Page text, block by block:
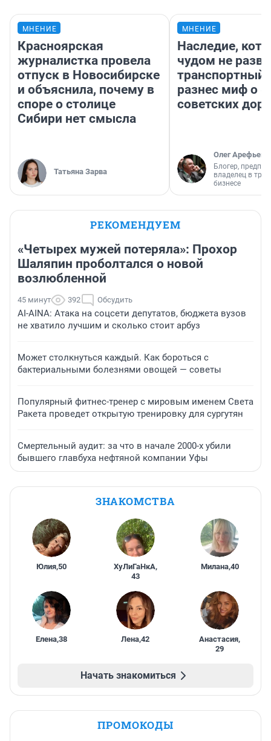
МНЕНИЕ
Красноярская
журналистка провела
отпуск в Новосибирске
и объяснила, почему в
споре о столице
Сибири нет смысла
Татьяна Зарва
МНЕНИЕ
Наследие,
чудом не
транспортный
разнес миф о
советских
Олег Арефьев
Блогер,
владелец в
бизнесе
РЕКОМЕНДУЕМ
«Четырех мужей потеряла»: Прохор
Шаляпин проболтался о новой
возлюбленной
45 минут 392 Обсудить
AI-AINA: Атака на соцсети депутатов, бюджета вузов
не хватило лучшим и сколько стоит арбуз
Может столкнуться каждый. Как бороться с
бактериальными болезнями овощей — советы
Популярный фитнес-тренер с мировым именем Света
Ракета проведет открытую тренировку для сургутян
Смертельный аудит: за что в начале 2000-х убили
бывшего главбуха нефтяной компании Уфы
ЗНАКОМСТВА
Юлия,50 ХуЛиГаНкА,
43
Милана,40
Елена,38 Лена,42 Анастасия,
29
Начать знакомиться
ПРОМОКОДЫ